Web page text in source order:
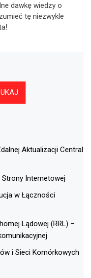
dawkę wiedzy o
tę niezwykle
Aktualizacji Central
Strony Internetowej
w Łączności
Lądowej (RRL) –
i Sieci Komórkowych